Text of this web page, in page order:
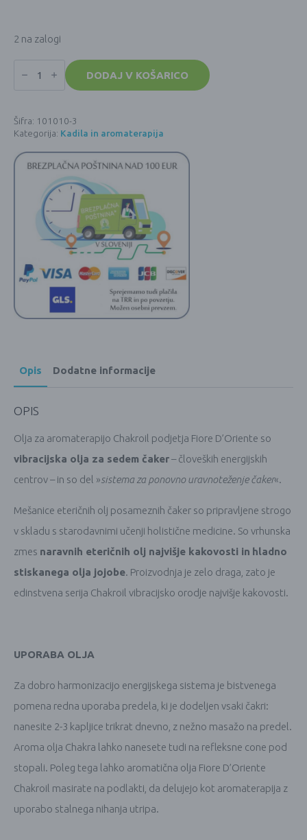
2 na zalogi
vibracijska
čaker
4.
-
ČAKRA
(10mL)
DODAJ V KOŠARICO
Šifra: 101010-3
Kategorija: Kadila in aromaterapija
Opis Dodatne informacije
OPIS
Olja za aromaterapijo Chakroil podjetja Fiore D’Oriente so
vibracijska olja za sedem čaker– človeških energijskih
centrov – in so del »sistema za ponovno uravnoteženje čaker«.
Mešanice eteričnih olj posameznih čaker so pripravljene strogo
v skladu s starodavnimi učenji holistične medicine. So vrhunska
zmes naravnih eteričnih olj najvišje kakovosti in hladno
stiskanega olja jojobe. Proizvodnja je zelo draga, zato je
edinstvena serija Chakroil vibracijsko orodje najvišje kakovosti.
UPORABA OLJA
Za dobro harmonizacijo energijskega sistema je bistvenega
pomena redna uporaba predela, ki je dodeljen vsaki čakri:
nanesite 2-3 kapljice trikrat dnevno, z nežno masažo na predel.
Aroma olja Chakra lahko nanesete tudi na refleksne cone pod
stopali. Poleg tega lahko aromatična olja Fiore D’Oriente
Chakroil masirate na podlakti, da delujejo kot aromaterapija z
uporabo stalnega nihanja utripa.